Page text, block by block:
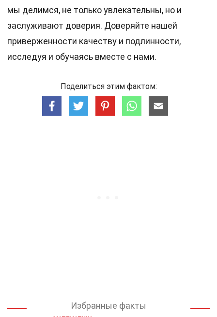
мы делимся, не только увлекательны, но и
заслуживают доверия. Доверяйте нашей
приверженности качеству и подлинности,
исследуя и обучаясь вместе с нами.
Поделиться этим фактом:
Избранные факты